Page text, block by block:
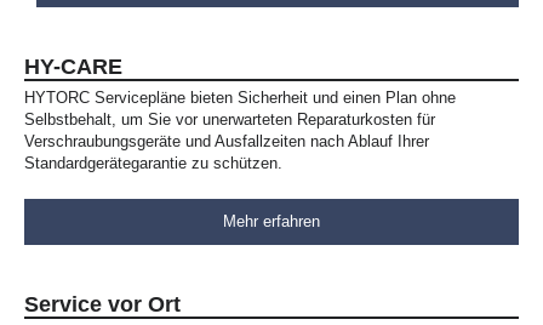
HY-CARE
HYTORC Servicepläne bieten Sicherheit und einen Plan ohne
Selbstbehalt, um Sie vor unerwarteten Reparaturkosten für
Verschraubungsgeräte und Ausfallzeiten nach Ablauf Ihrer
Standardgerätegarantie zu schützen.
Mehr erfahren
Service vor Ort